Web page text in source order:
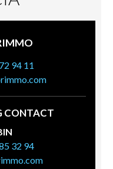
94 11
CONTACT
32 94